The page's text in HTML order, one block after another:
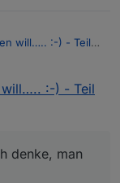
will….. :-) - Teil
denke, man kann
will….. :-) - Teil
denke, man